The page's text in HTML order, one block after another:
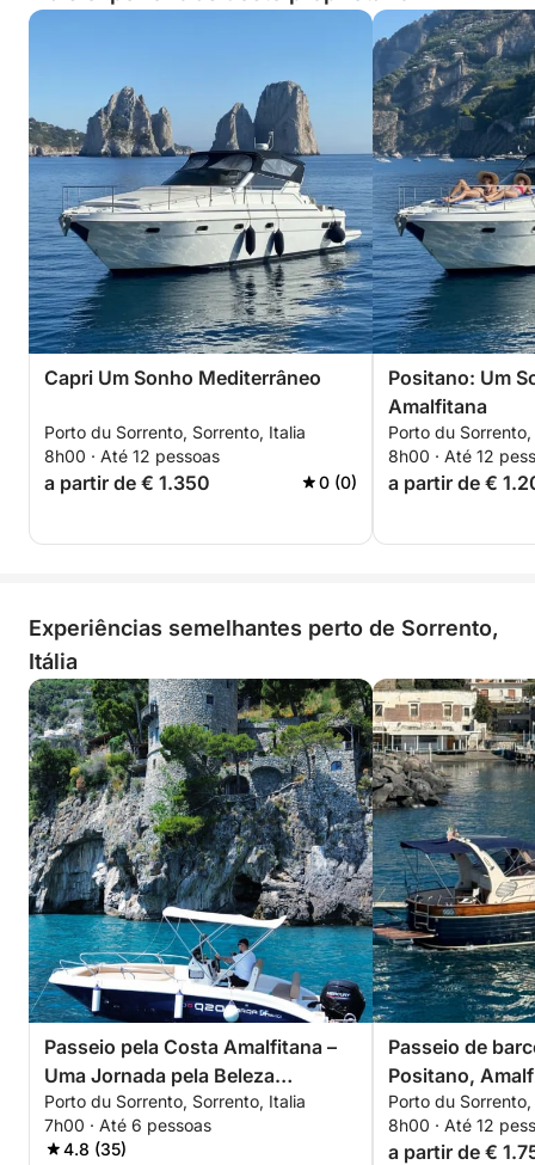
Capri Um Sonho Mediterrâneo
Porto du Sorrento, Sorrento, Italia
8h00 · Até 12 pessoas
a partir de € 1.350 0 (0)
Positano: Um
Amalfitana
Porto du
8h00 · Até 12
a partir de €
Experiências semelhantes perto de Sorrento,
Itália
Passeio pela Costa Amalfitana –
Uma Jornada pela Beleza
Atemporal
Porto du Sorrento, Sorrento, Italia
7h00 · Até 6 pessoas
4.8 (35)
Passeio de
Positano,
escondidas.
Porto du
8h00 · Até 12
a partir de €